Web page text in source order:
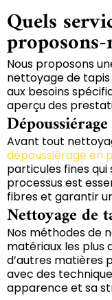
Quels
Nous proposons
nettoyage de
aux besoins
aperçu des
Avant tout
dépoussiérage en
particules fines qui
processus est
fibres et garantir
Nettoyage de
Nos méthodes de
matériaux les plus
d’autres matières
avec des
apparence et sa